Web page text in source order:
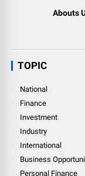
Abouts
TOPIC
National
Finance
Investment
Industry
International
Business
Personal Finance